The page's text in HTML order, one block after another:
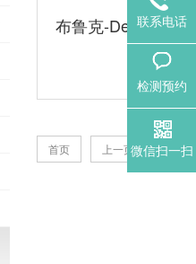
布鲁克-DektakXT
首页 上一页 1
联系电话
检测预约
微信扫一扫